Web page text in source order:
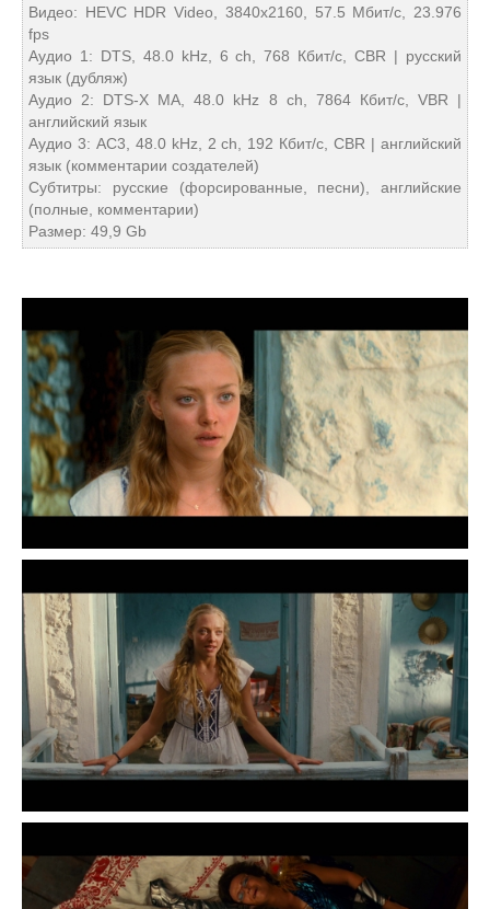
Видео: HEVC HDR Video, 3840x2160, 57.5 Мбит/с, 23.976
fps
Аудио 1: DTS, 48.0 kHz, 6 ch, 768 Кбит/с, CBR | русский
язык (дубляж)
Аудио 2: DTS-X MA, 48.0 kHz 8 ch, 7864 Кбит/с, VBR |
английский язык
Аудио 3: AC3, 48.0 kHz, 2 ch, 192 Кбит/с, CBR | английский
язык (комментарии создателей)
Субтитры: русские (форсированные, песни), английские
(полные, комментарии)
Размер: 49,9 Gb